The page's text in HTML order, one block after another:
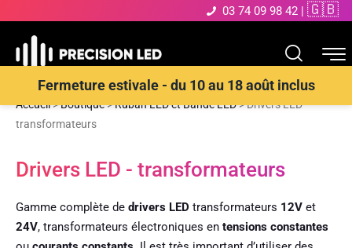
03 74 09 98 42 | 🇬🇧
Fermeture estivale - du 10 au 18 août inclus
Accueil>Boutique>Ruban LED et Bande LED>Drivers LED -
transformateurs
Drivers LED - transformateurs
Gamme complète de drivers LED transformateurs 12V et
24V, transformateurs électroniques en tensions constantes